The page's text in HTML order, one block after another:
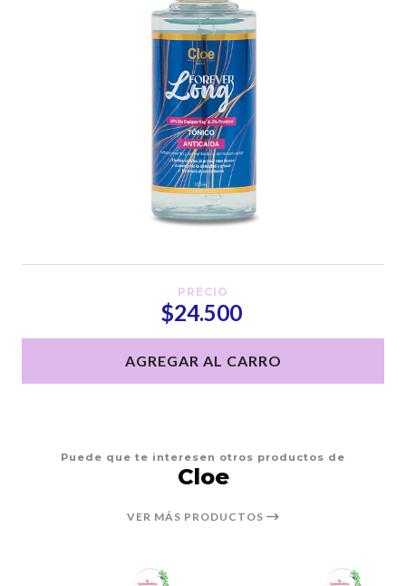
PRECIO
$24.500
AGREGAR AL CARRO
Puede que te interesen otros productos de
Cloe
VER MÁS PRODUCTOS